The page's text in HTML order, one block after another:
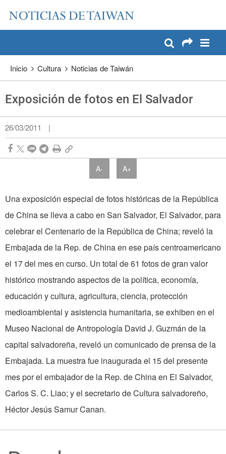
Pase a contenido principal
Inicio Cultura Noticias de Taiwán
Exposición de fotos en El Salvador
26/03/2011 |
A- A+
Una exposición especial de fotos históricas de la República
de China se lleva a cabo en San Salvador, El Salvador, para
celebrar el Centenario de la República de China; reveló la
Embajada de la Rep. de China en ese país centroamericano
el 17 del mes en curso. Un total de 61 fotos de gran valor
histórico mostrando aspectos de la política, economía,
educación y cultura, agricultura, ciencia, protección
medioambiental y asistencia humanitaria, se exhiben en el
Museo Nacional de Antropología David J. Guzmán de la
capital salvadoreña, reveló un comunicado de prensa de la
Embajada. La muestra fue inaugurada el 15 del presente
mes por el embajador de la Rep. de China en El Salvador,
Carlos S. C. Liao; y el secretario de Cultura salvadoreño,
Héctor Jesús Samur Canan.